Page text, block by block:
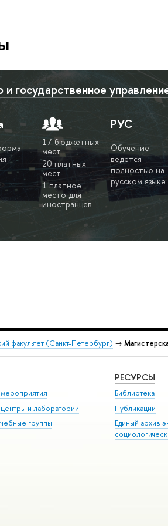
и государственное
17 бюджетных
мест
20 платных
мест
1 платное
место для
иностранцев
РУС
Обучение
ведётся
полностью на
русском языке
факультет (Санкт-Петербург) →
и лаборатории
группы
РЕСУРСЫ
Библиотека
Публикации
Единый архив